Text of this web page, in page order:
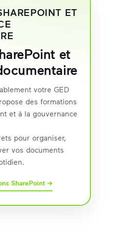
ET
et
votre GED
des formations
et à la gouvernance
pour organiser,
vos documents
SharePoint →